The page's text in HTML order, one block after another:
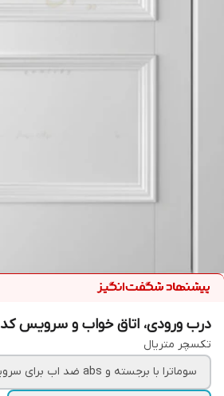
درب ورودی، اتاق خواب و سرویس کد ۳۵۳_۹۳
تکسچر متریال
سوماترا با برجسته و abs ضد اب برای سرویس